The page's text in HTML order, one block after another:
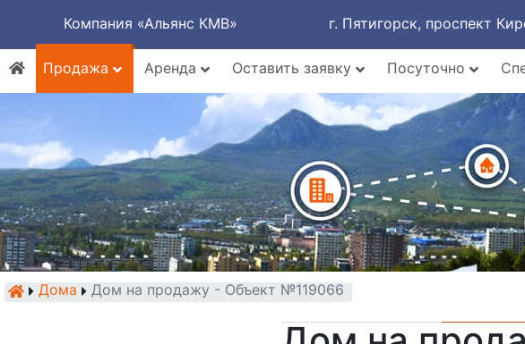
Компания «Альянс КМВ» г. Пятигорск, проспект
Продажа
Аренда Оставить заявку Посуточно
Дома Дом на продажу - Объект №119066